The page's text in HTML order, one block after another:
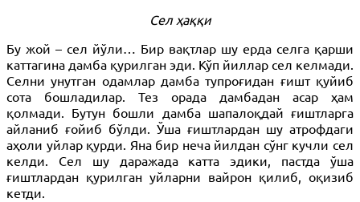
Сел ҳаққи
Бу жой – сел йўли… Бир вақтлар шу ерда селга қарши
каттагина дамба қурилган эди. Кўп йиллар сел келмади.
Селни унутган одамлар дамба тупроғидан ғишт қуйиб
сота бошладилар. Тез орада дамбадан асар ҳам
қолмади. Бутун бошли дамба шапалоқдай ғиштларга
айланиб ғойиб бўлди. Ўша ғиштлардан шу атрофдаги
аҳоли уйлар қурди. Яна бир неча йилдан сўнг кучли сел
келди. Сел шу даражада катта эдики, пастда ўша
ғиштлардан қурилган уйларни вайрон қилиб, оқизиб
кетди.